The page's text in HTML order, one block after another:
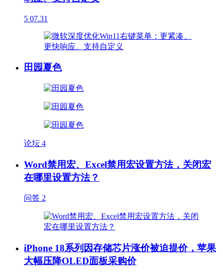
5 07.31
田园夏色
论坛 4
Word禁用宏、Excel禁用宏设置方法，关闭宏
在哪里设置方法？
问答 2
iPhone 18系列因存储芯片涨价被迫提价，苹果
大幅压降OLED面板采购价